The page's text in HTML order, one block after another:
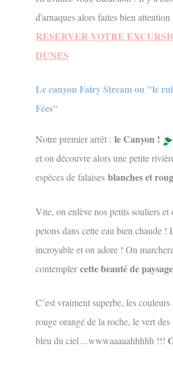
d'arnaques alors faites bien attention
RESERVER VOTRE
DUNES
Le canyon Fairy Stream ou "le
Fées"
Notre premier arrêt : le Canyon !
et on découvre alors une petite
espèces de falaises blanches et
Vite, on enlève nos petits souliers et
petons dans cette eau bien chaude !
incroyable et on adore ! On
contemplercette beauté de
C’est vraiment superbe, les
rouge orangé de la roche, le vert
bleu du ciel…wwwaaaaahhhhh !!!